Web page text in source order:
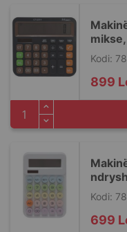
Kodi:
899
Kodi:
699